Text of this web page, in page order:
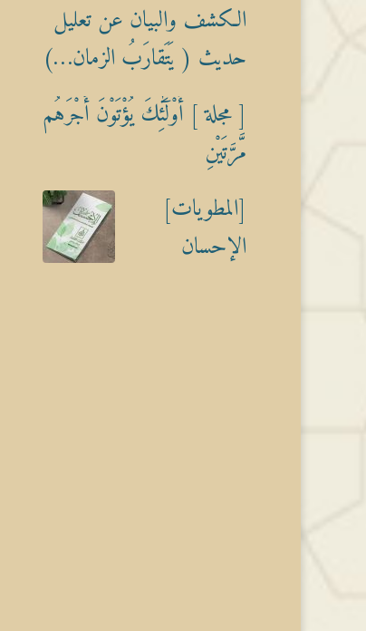
الكشف والبيان عن تعليل
حديث ( يَتَقارَبُ الزمان…)
[ مجلة ] أُوْلَٰٓئِكَ يُؤْتَوْنَ أَجْرَهُم
مَّرَّتَيْنِ
[المطويات]
الإحسان